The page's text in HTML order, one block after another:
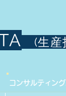
(生産
コンサルティン